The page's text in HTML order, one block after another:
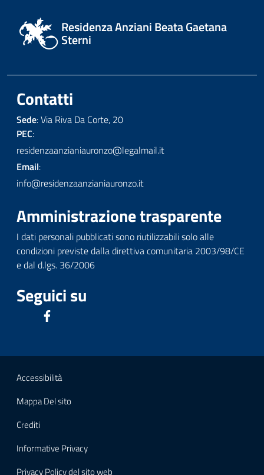
Residenza Anziani Beata Gaetana
Sterni
Contatti
Sede: Via Riva Da Corte, 20
PEC:
residenzaanzianiauronzo@legalmail.it
Email:
info@residenzaanzianiauronzo.it
Amministrazione trasparente
I dati personali pubblicati sono riutilizzabili solo alle
condizioni previste dalla direttiva comunitaria 2003/98/CE
e dal d.lgs. 36/2006
Seguici su
Accessibilità
Mappa Del sito
Crediti
Informative Privacy
Privacy Policy del sito web